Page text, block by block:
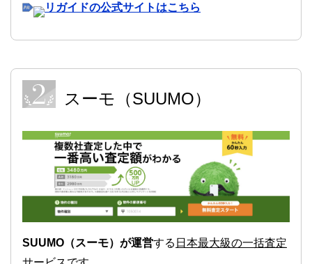
リガイドの公式サイトはこちら
スーモ（SUUMO）
SUUMO（スーモ）が運営する 日本最大級の一括査定